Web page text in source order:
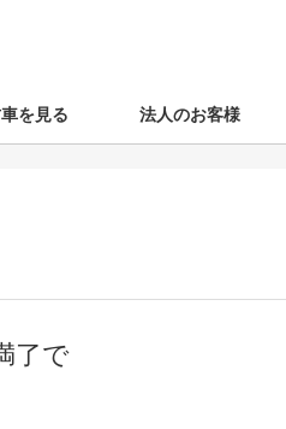
を見る 法人のお客様
了で